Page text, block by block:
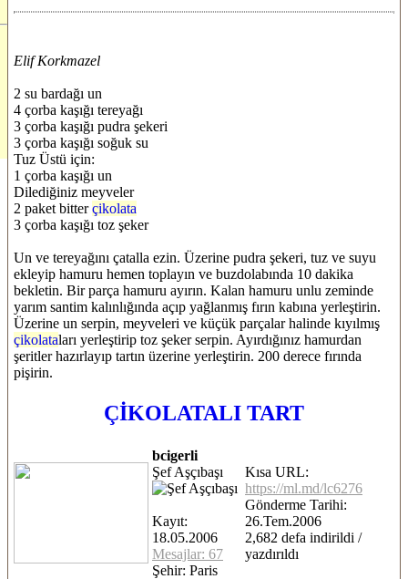
Elif Korkmazel
2 su bardağı un
4 çorba kaşığı tereyağı
3 çorba kaşığı pudra şekeri
3 çorba kaşığı soğuk su
Tuz Üstü için:
1 çorba kaşığı un
Dilediğiniz meyveler
2 paket bitterçikolata
3 çorba kaşığı toz şeker
Un ve tereyağını çatalla ezin. Üzerine pudra şekeri, tuz ve suyu
ekleyip hamuru hemen toplayın ve buzdolabında 10 dakika
bekletin. Bir parça hamuru ayırın. Kalan hamuru unlu zeminde
yarım santim kalınlığında açıp yağlanmış fırın kabına yerleştirin.
Üzerine un serpin, meyveleri ve küçük parçalar halinde kıyılmış
çikolataları yerleştirip toz şeker serpin. Ayırdığınız hamurdan
şeritler hazırlayıp tartın üzerine yerleştirin. 200 derece fırında
pişirin.
ÇİKOLATALI TART
bcigerli
Şef Aşçıbaşı
Kayıt:
18.05.2006
Mesajlar: 67
Şehir: Paris
Kısa URL:
https://ml.md/lc6276
Gönderme Tarihi:
26.Tem.2006
2,682 defa indirildi /
yazdırıldı